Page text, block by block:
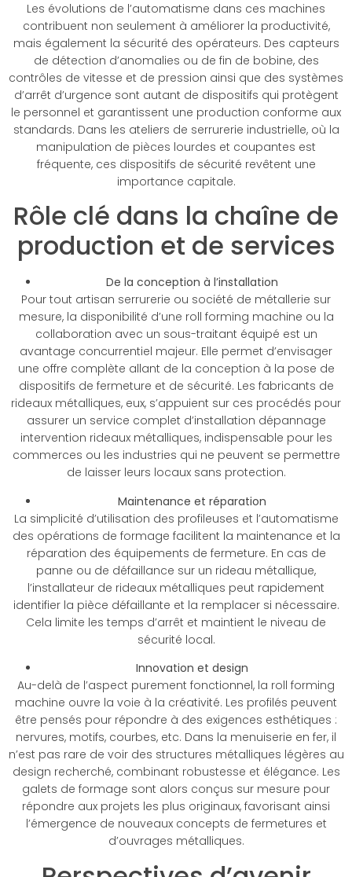
Les évolutions de l’automatisme dans ces machines
contribuent non seulement à améliorer la productivité,
mais également la sécurité des opérateurs. Des capteurs
de détection d’anomalies ou de fin de bobine, des
contrôles de vitesse et de pression ainsi que des systèmes
d’arrêt d’urgence sont autant de dispositifs qui protègent
le personnel et garantissent une production conforme aux
standards. Dans les ateliers de serrurerie industrielle, où la
manipulation de pièces lourdes et coupantes est
fréquente, ces dispositifs de sécurité revêtent une
importance capitale.
Rôle clé dans la chaîne de
production et de services
De la conception à l’installation
Pour tout artisan serrurerie ou société de métallerie sur
mesure, la disponibilité d’une roll forming machine ou la
collaboration avec un sous-traitant équipé est un
avantage concurrentiel majeur. Elle permet d’envisager
une offre complète allant de la conception à la pose de
dispositifs de fermeture et de sécurité. Les fabricants de
rideaux métalliques, eux, s’appuient sur ces procédés pour
assurer un service complet d’installation dépannage
intervention rideaux métalliques, indispensable pour les
commerces ou les industries qui ne peuvent se permettre
de laisser leurs locaux sans protection.
Maintenance et réparation
La simplicité d’utilisation des profileuses et l’automatisme
des opérations de formage facilitent la maintenance et la
réparation des équipements de fermeture. En cas de
panne ou de défaillance sur un rideau métallique,
l’installateur de rideaux métalliques peut rapidement
identifier la pièce défaillante et la remplacer si nécessaire.
Cela limite les temps d’arrêt et maintient le niveau de
sécurité local.
Innovation et design
Au-delà de l’aspect purement fonctionnel, la roll forming
machine ouvre la voie à la créativité. Les profilés peuvent
être pensés pour répondre à des exigences esthétiques :
nervures, motifs, courbes, etc. Dans la menuiserie en fer, il
n’est pas rare de voir des structures métalliques légères au
design recherché, combinant robustesse et élégance. Les
galets de formage sont alors conçus sur mesure pour
répondre aux projets les plus originaux, favorisant ainsi
l’émergence de nouveaux concepts de fermetures et
d’ouvrages métalliques.